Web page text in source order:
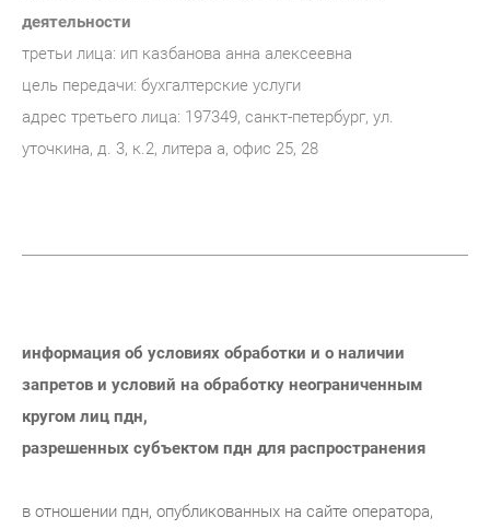
деятельности
третьи лица: ип казбанова анна алексеевна
цель передачи: бухгалтерские услуги
адрес третьего лица: 197349, санкт-петербург, ул.
уточкина, д. 3, к.2, литера а, офис 25, 28
информация об условиях обработки и о наличии
запретов и условий на обработку неограниченным
кругом лиц пдн,
разрешенных субъектом пдн для распространения
в отношении пдн, опубликованных на сайте оператора,